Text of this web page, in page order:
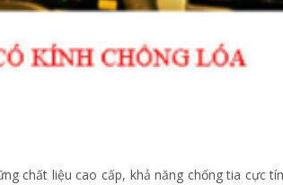
chất liệu cao cấp, khả năng chống tia cực